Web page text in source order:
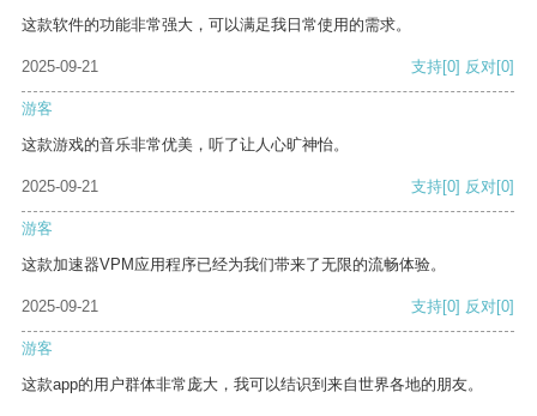
这款软件的功能非常强大，可以满足我日常使用的需求。
2025-09-21 支持[0] 反对[0]
游客
这款游戏的音乐非常优美，听了让人心旷神怡。
2025-09-21 支持[0] 反对[0]
游客
这款加速器VPM应用程序已经为我们带来了无限的流畅体验。
2025-09-21 支持[0] 反对[0]
游客
这款app的用户群体非常庞大，我可以结识到来自世界各地的朋友。